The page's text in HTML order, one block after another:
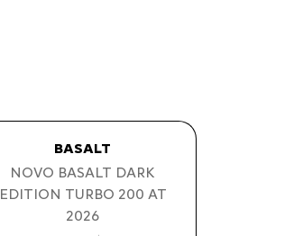
BASALT
NOVO BASALT DARK
EDITION TURBO 200 AT
2026